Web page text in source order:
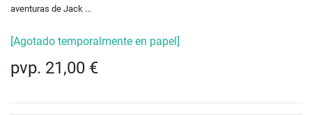
aventuras de Jack ...
[Agotado temporalmente en papel]
pvp. 21,00 €